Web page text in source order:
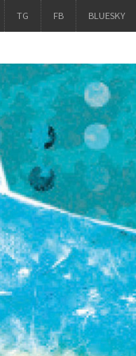
TG FB BLUESKY